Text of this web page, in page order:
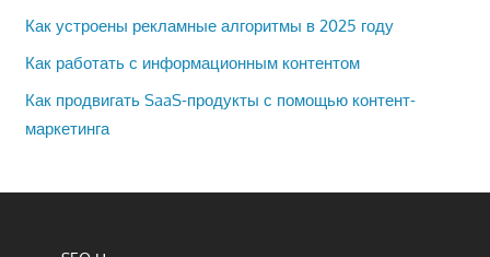
Как устроены рекламные алгоритмы в 2025 году
Как работать с информационным контентом
Как продвигать SaaS-продукты с помощью контент-
маркетинга